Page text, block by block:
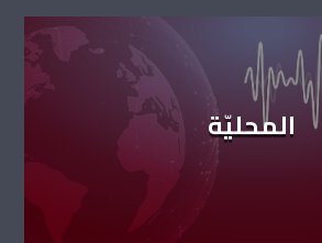
المحليّة